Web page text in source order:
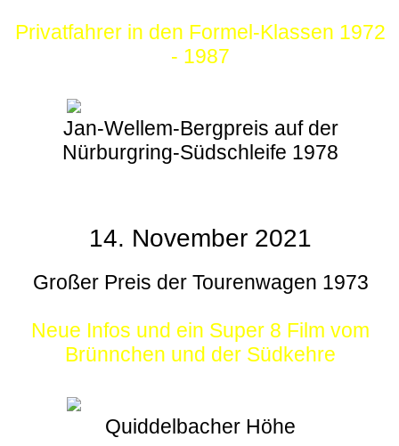
Privatfahrer in den Formel-Klassen 1972
- 1987
Jan-Wellem-Bergpreis auf der
Nürburgring-Südschleife 1978
14. November 2021
Großer Preis der Tourenwagen 1973
Neue Infos und ein Super 8 Film vom
Brünnchen und der Südkehre
Quiddelbacher Höhe